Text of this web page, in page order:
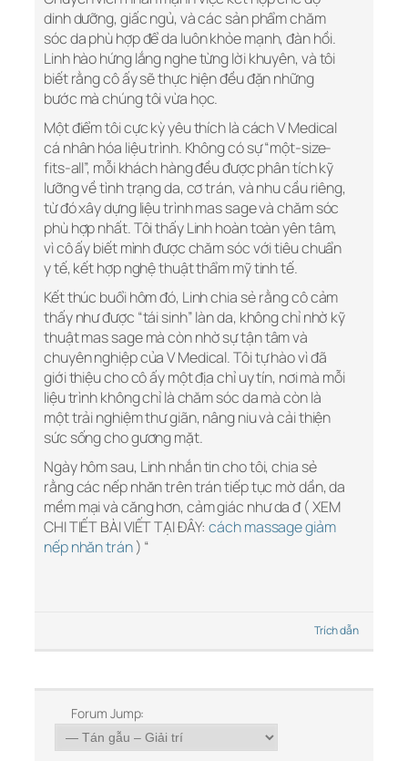
dinh dưỡng, giấc ngủ, và các sản phẩm chăm
sóc da phù hợp để da luôn khỏe mạnh, đàn hồi.
Linh hào hứng lắng nghe từng lời khuyên, và tôi
biết rằng cô ấy sẽ thực hiện đều đặn những
bước mà chúng tôi vừa học.
Một điểm tôi cực kỳ yêu thích là cách V Medical
cá nhân hóa liệu trình. Không có sự “một-size-
fits-all”, mỗi khách hàng đều được phân tích kỹ
lưỡng về tình trạng da, cơ trán, và nhu cầu riêng,
từ đó xây dựng liệu trình mas sage và chăm sóc
phù hợp nhất. Tôi thấy Linh hoàn toàn yên tâm,
vì cô ấy biết mình được chăm sóc với tiêu chuẩn
y tế, kết hợp nghệ thuật thẩm mỹ tinh tế.
Kết thúc buổi hôm đó, Linh chia sẻ rằng cô cảm
thấy như được “tái sinh” làn da, không chỉ nhờ kỹ
thuật mas sage mà còn nhờ sự tận tâm và
chuyên nghiệp của V Medical. Tôi tự hào vì đã
giới thiệu cho cô ấy một địa chỉ uy tín, nơi mà mỗi
liệu trình không chỉ là chăm sóc da mà còn là
một trải nghiệm thư giãn, nâng niu và cải thiện
sức sống cho gương mặt.
Ngày hôm sau, Linh nhắn tin cho tôi, chia sẻ
rằng các nếp nhăn trên trán tiếp tục mờ dần, da
mềm mại và căng hơn, cảm giác như da đ ( XEM
CHI TIẾT BÀI VIẾT TẠI ĐÂY:cách massage giảm
nếp nhăn trán) “
Trích dẫn
Forum Jump: